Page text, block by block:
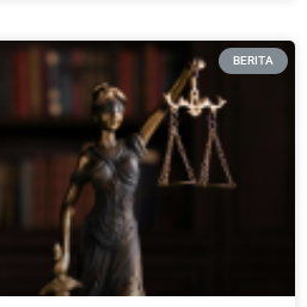
BERITA